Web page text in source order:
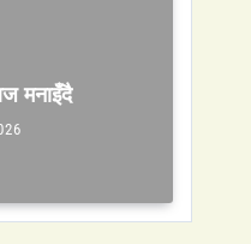
मनाइँदै